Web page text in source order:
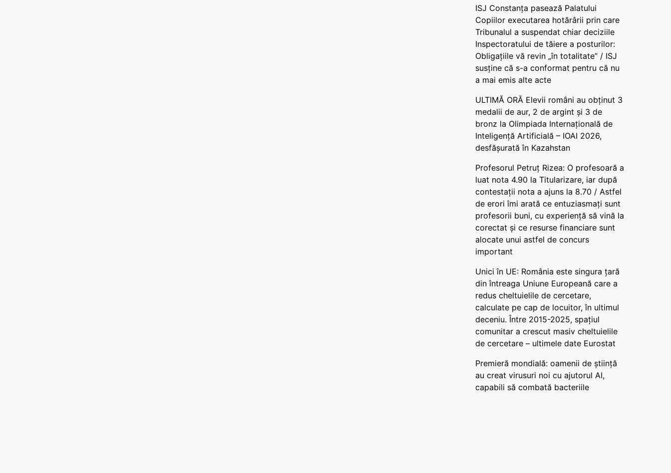
ISJ Constanța pasează Palatului
Copiilor executarea hotărârii prin care
Tribunalul a suspendat chiar deciziile
Inspectoratului de tăiere a posturilor:
Obligațiile vă revin „în totalitate” / ISJ
susține că s-a conformat pentru că nu
a mai emis alte acte
ULTIMĂ ORĂ Elevii români au obținut 3
medalii de aur, 2 de argint și 3 de
bronz la Olimpiada Internațională de
Inteligență Artificială – IOAI 2026,
desfășurată în Kazahstan
Profesorul Petruț Rizea: O profesoară a
luat nota 4.90 la Titularizare, iar după
contestații nota a ajuns la 8.70 / Astfel
de erori îmi arată ce entuziasmați sunt
profesorii buni, cu experiență să vină la
corectat și ce resurse financiare sunt
alocate unui astfel de concurs
important
Unici în UE: România este singura țară
din întreaga Uniune Europeană care a
redus cheltuielile de cercetare,
calculate pe cap de locuitor, în ultimul
deceniu. Între 2015-2025, spațiul
comunitar a crescut masiv cheltuielile
de cercetare – ultimele date Eurostat
Premieră mondială: oamenii de știință
au creat virusuri noi cu ajutorul AI,
capabili să combată bacteriile